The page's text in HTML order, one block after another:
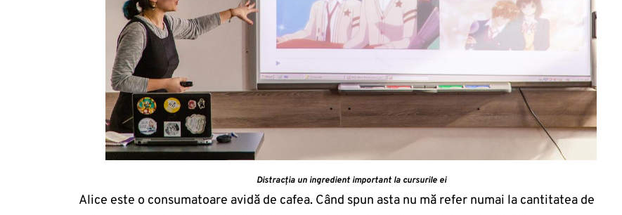
Distracția un ingredient important la cursurile ei
Alice este o consumatoare avidă de cafea. Când spun asta nu mă refer numai la cantitatea de